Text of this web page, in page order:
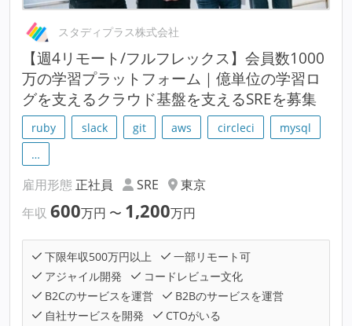
スタディプラス株式会社
【週4リモート/フルフレックス】会員数1000
万の学習プラットフォーム｜億単位の学習ロ
グを支えるクラウド基盤を支えるSREを募集
ruby slack git aws circleci
mysql
…
雇用形態 正社員 SRE
東京
年収 600万円 〜 1,200万円
下限年収500万円以上
一部リモート可
アジャイル開発
コードレビュー文化
B2Cのサービスを運営
B2Bのサービスを運営
自社サービスを開発
CTOがいる